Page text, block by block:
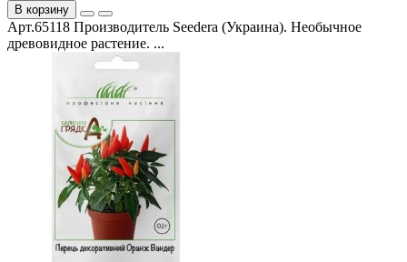
В корзину
Арт.65118 Производитель Seedera (Украина). Необычное
древовидное растение. ...